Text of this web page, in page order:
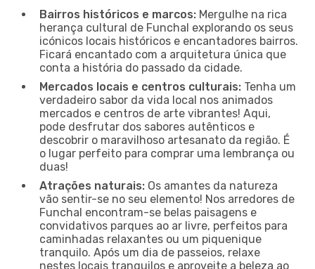
Bairros históricos e marcos: Mergulhe na rica
herança cultural de Funchal explorando os seus
icónicos locais históricos e encantadores bairros.
Ficará encantado com a arquitetura única que
conta a história do passado da cidade.
Mercados locais e centros culturais: Tenha um
verdadeiro sabor da vida local nos animados
mercados e centros de arte vibrantes! Aqui,
pode desfrutar dos sabores autênticos e
descobrir o maravilhoso artesanato da região. É
o lugar perfeito para comprar uma lembrança ou
duas!
Atrações naturais: Os amantes da natureza
vão sentir-se no seu elemento! Nos arredores de
Funchal encontram-se belas paisagens e
convidativos parques ao ar livre, perfeitos para
caminhadas relaxantes ou um piquenique
tranquilo. Após um dia de passeios, relaxe
nestes locais tranquilos e aproveite a beleza ao